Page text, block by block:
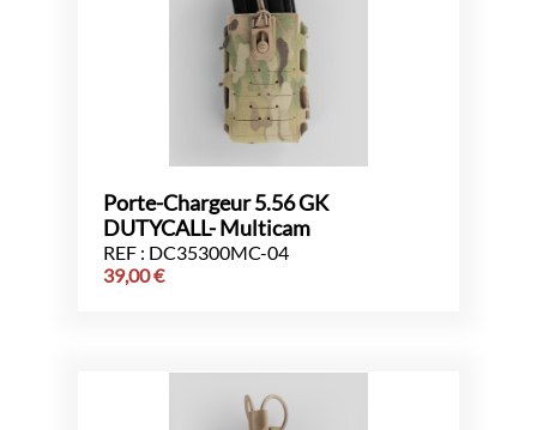
Porte-Chargeur 5.56 GK
DUTYCALL- Multicam
REF : DC35300MC-04
39,00€